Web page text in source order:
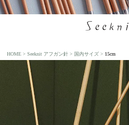
HOME Seeknit アフガン針 国内サイズ 15cm